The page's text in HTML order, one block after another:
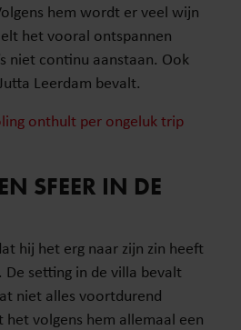
hem wordt er veel wijn
het vooral ontspannen
niet continu aanstaan. Ook
Leerdam bevalt.
onthult per ongeluk trip
SFEER IN DE
hij het erg naar zijn zin heeft
setting in de villa bevalt
niet alles voortdurend
volgens hem allemaal een